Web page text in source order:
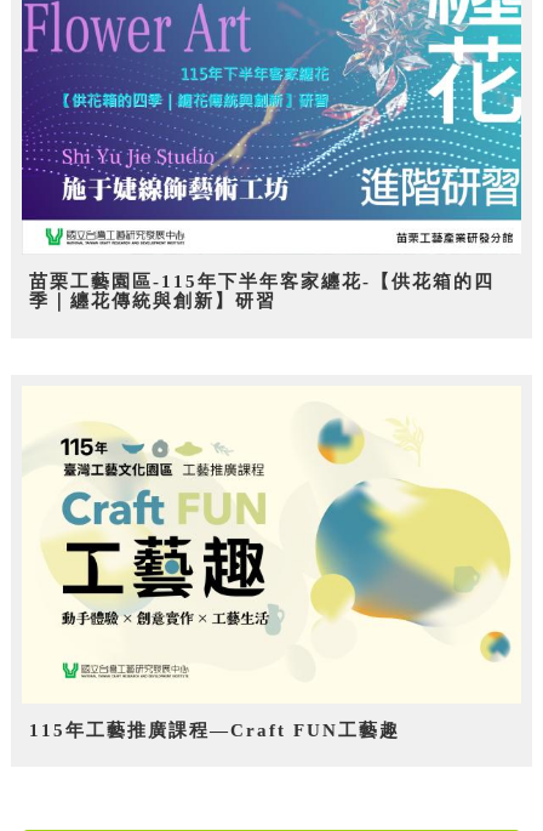
苗栗工藝園區-115年下半年客家纏花-【供花箱的四
季｜纏花傳統與創新】研習
115年工藝推廣課程—Craft FUN工藝趣